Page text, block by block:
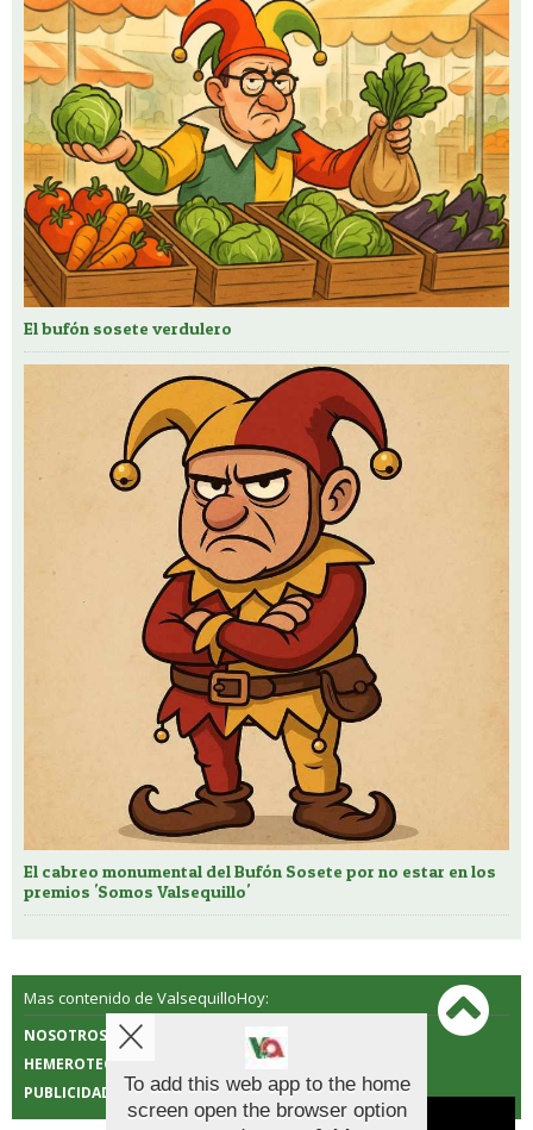
El bufón sosete verdulero
El cabreo monumental del Bufón Sosete por no estar en los
premios 'Somos Valsequillo'
Mas contenido de ValsequilloHoy:
NOSOTROS
CONTACTO
HEMEROTECA
POLÍTICA DE COOKIES
PUBLICIDAD
To add this web app to the home
screen open the browser option
Aviso sobre el Uso de cookies: